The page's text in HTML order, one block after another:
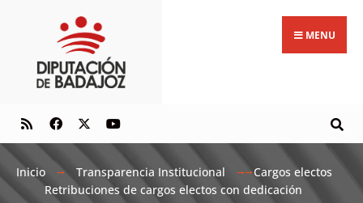
MENU
Inicio Transparencia Institucional
Cargos electos
Retribuciones de cargos electos con dedicación